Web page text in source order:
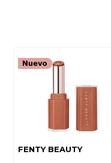
FENTY BEAUTY